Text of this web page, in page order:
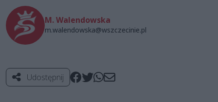
M. Walendowska
m.walendowska@wszczecinie.pl
Udostępnij